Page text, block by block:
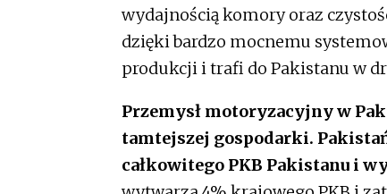
wydajnością komory oraz
dzięki bardzo mocnemu
produkcji i trafi do Pakistanu w
Przemysł motoryzacyjny w
tamtejszej gospodarki.
całkowitego PKB Pakistanu i